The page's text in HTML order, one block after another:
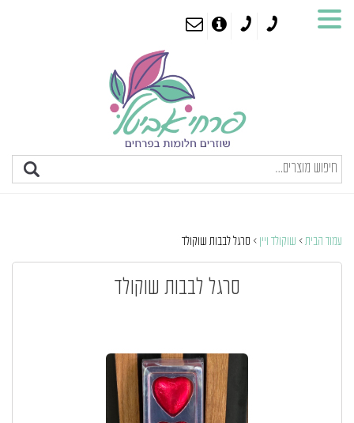
עמוד הבית > שוקולד ויין > סרגל לבבות שוקולד
סרגל לבבות שוקולד